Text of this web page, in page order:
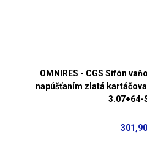
OMNIRES - CGS Sifón
napúšťaním zlatá
3.07+64-